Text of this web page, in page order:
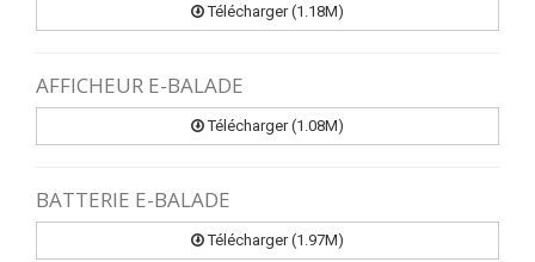
Télécharger (1.18M)
AFFICHEUR E-BALADE
Télécharger (1.08M)
BATTERIE E-BALADE
Télécharger (1.97M)